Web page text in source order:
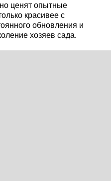
ценят опытные
красивее с
обновления и
хозяев сада.